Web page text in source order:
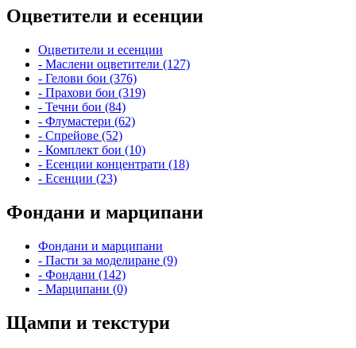
Оцветители и есенции
Оцветители и есенции
- Маслени оцветители (127)
- Гелови бои (376)
- Прахови бои (319)
- Течни бои (84)
- Флумастери (62)
- Спрейове (52)
- Комплект бои (10)
- Есенции концентрати (18)
- Есенции (23)
Фондани и марципани
Фондани и марципани
- Пасти за моделиране (9)
- Фондани (142)
- Марципани (0)
Щампи и текстури